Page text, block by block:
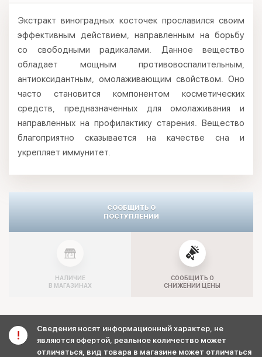
Экстракт виноградных косточек прославился своим
эффективным действием, направленным на борьбу
со свободными радикалами. Данное вещество
обладает мощным противовоспалительным,
антиоксидантным, омолаживающим свойством. Оно
часто становится компонентом косметических
средств, предназначенных для омолаживания и
направленных на профилактику старения. Вещество
благоприятно сказывается на качестве сна и
укрепляет иммунитет.
СООБЩИТЬ О
ПОСТУПЛЕНИИ
НАЛИЧИЕ
В МАГАЗИНАХ
СООБЩИТЬ О
СНИЖЕНИИ ЦЕНЫ
Сведения носят информационный характер, не
являются офертой, реальное количество может
отличаться, вид товара в магазине может отличаться